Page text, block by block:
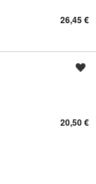
26,45 €
20,50 €